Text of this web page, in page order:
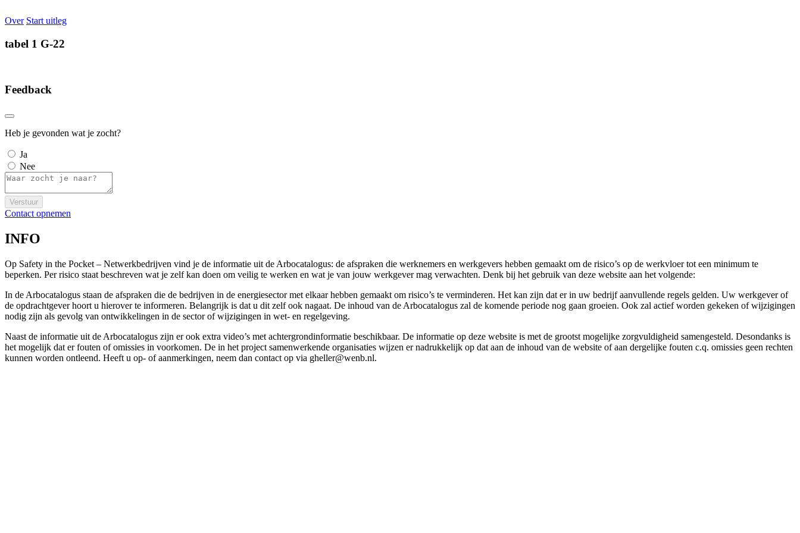
Over Start uitleg
tabel 1 G-22
Feedback
Heb je gevonden wat je zocht?
Ja
Nee
Verstuur
Contact opnemen
INFO
Op Safety in the Pocket – Netwerkbedrijven vind je de informatie uit de Arbocatalogus: de afspraken die werknemers en werkgevers hebben gemaakt om de risico’s op de werkvloer tot een minimum te
beperken. Per risico staat beschreven wat je zelf kan doen om veilig te werken en wat je van jouw werkgever mag verwachten. Denk bij het gebruik van deze website aan het volgende:
In de Arbocatalogus staan de afspraken die de bedrijven in de energiesector met elkaar hebben gemaakt om risico’s te verminderen. Het kan zijn dat er in uw bedrijf aanvullende regels gelden. Uw werkgever of
de opdrachtgever hoort u hierover te informeren. Belangrijk is dat u dit zelf ook nagaat. De inhoud van de Arbocatalogus zal de komende periode nog gaan groeien. Ook zal actief worden gekeken of wijzigingen
nodig zijn als gevolg van ontwikkelingen in de sector of wijzigingen in wet- en regelgeving.
Naast de informatie uit de Arbocatalogus zijn er ook extra video’s met achtergrondinformatie beschikbaar. De informatie op deze website is met de grootst mogelijke zorgvuldigheid samengesteld. Desondanks is
het mogelijk dat er fouten of omissies in voorkomen. De in het project samenwerkende organisaties wijzen er nadrukkelijk op dat aan de inhoud van de website of aan dergelijke fouten c.q. omissies geen rechten
kunnen worden ontleend. Heeft u op- of aanmerkingen, neem dan contact op via gheller@wenb.nl.